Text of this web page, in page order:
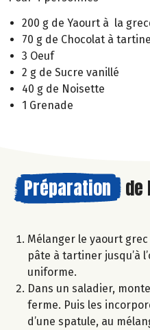
200 g de Yaourt à la
70 g de Chocolat à
3 Oeuf
2 g de Sucre vanillé
40 g de Noisette
1 Grenade
Préparation de
Mélanger le yaourt
pâte à tartiner jusqu’à
uniforme.
Dans un saladier,
ferme. Puis les
d’une spatule, au